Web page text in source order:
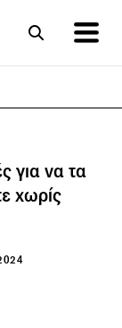
για να τα
χωρίς